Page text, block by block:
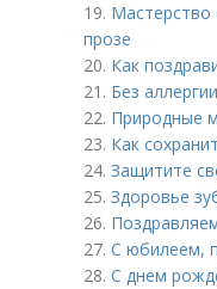
19. Мастерство
прозе
20. Как
21. Без
22. Природные
23. Как
24. Защитите
25. Здоровье
26.
27. С юбилеем,
28. С днем